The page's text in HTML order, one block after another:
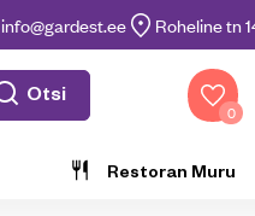
info@gardest.ee Roheline tn
Otsi
0
Restoran Muru